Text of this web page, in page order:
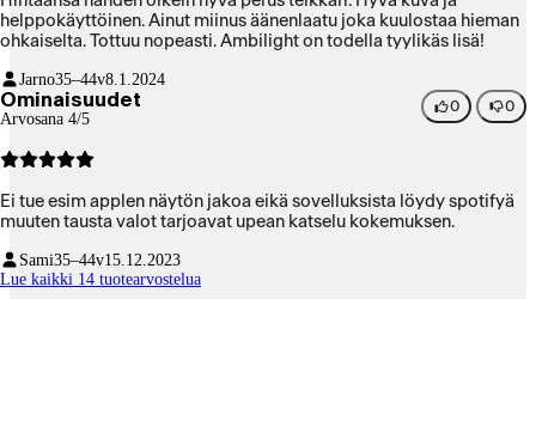
helppokäyttöinen. Ainut miinus äänenlaatu joka kuulostaa hieman
ohkaiselta. Tottuu nopeasti. Ambilight on todella tyylikäs lisä!
Jarno35–44v8.1.2024
Ominaisuudet
Arvosana 4/5
0 0
Ei tue esim applen näytön jakoa eikä sovelluksista löydy spotifyä
muuten tausta valot tarjoavat upean katselu kokemuksen.
Sami35–44v15.12.2023
Lue kaikki 14 tuotearvostelua